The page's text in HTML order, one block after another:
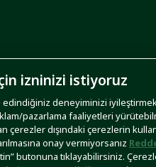
ŞartlarıGizlilik Politikası
izninizi istiyoruz
deneyiminizi
pazarlama faaliyetleri
çerezler dışındaki çerezlerin
onay vermiyorsanız
butonuna tıklayabilirsiniz.